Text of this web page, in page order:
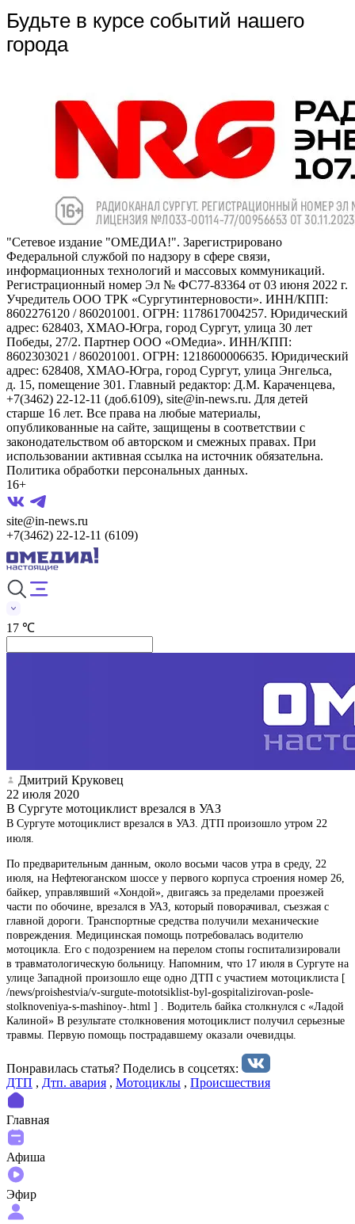
Будьте в курсе событий нашего
города
"Сетевое издание "ОМЕДИА!". Зарегистрировано
Федеральной службой по надзору в сфере связи,
информационных технологий и массовых коммуникаций.
Регистрационный номер Эл № ФС77-83364 от 03 июня 2022 г.
Учредитель ООО ТРК «Сургутинтерновости». ИНН/КПП:
8602276120 / 860201001. ОГРН: 1178617004257. Юридический
адрес: 628403, ХМАО-Югра, город Сургут, улица 30 лет
Победы, 27/2. Партнер ООО «ОМедиа». ИНН/КПП:
8602303021 / 860201001. ОГРН: 1218600006635. Юридический
адрес: 628408, ХМАО-Югра, город Сургут, улица Энгельса,
д. 15, помещение 301. Главный редактор: Д.М. Караченцева,
+7(3462) 22-12-11 (доб.6109), site@in-news.ru. Для детей
старше 16 лет. Все права на любые материалы,
опубликованные на сайте, защищены в соответствии с
законодательством об авторском и смежных правах. При
использовании активная ссылка на источник обязательна.
Политика обработки персональных данных.
16+
site@in-news.ru
+7(3462) 22-12-11 (6109)
17 ℃
Дмитрий Круковец
22 июля 2020
В Сургуте мотоциклист врезался в УАЗ
В Сургуте мотоциклист врезался в УАЗ. ДТП произошло утром 22
июля.
По предварительным данным, около восьми часов утра в среду, 22
июля, на Нефтеюганском шоссе у первого корпуса строения номер 26,
байкер, управлявший «Хондой», двигаясь за пределами проезжей
части по обочине, врезался в УАЗ, который поворачивал, съезжая с
главной дороги. Транспортные средства получили механические
повреждения. Медицинская помощь потребовалась водителю
мотоцикла. Его с подозрением на перелом стопы госпитализировали
в травматологическую больницу. Напомним, что 17 июля в Сургуте на
улице Западной произошло еще одно ДТП с участием мотоциклиста [
/news/proishestvia/v-surgute-mototsiklist-byl-gospitalizirovan-posle-
stolknoveniya-s-mashinoy-.html ] . Водитель байка столкнулся с «Ладой
Калиной» В результате столкновения мотоциклист получил серьезные
травмы. Первую помощь пострадавшему оказали очевидцы.
Понравилась статья? Поделиcь в соцсетях:
ДТП , Дтп. авария , Мотоциклы , Происшествия
Главная
Афиша
Эфир